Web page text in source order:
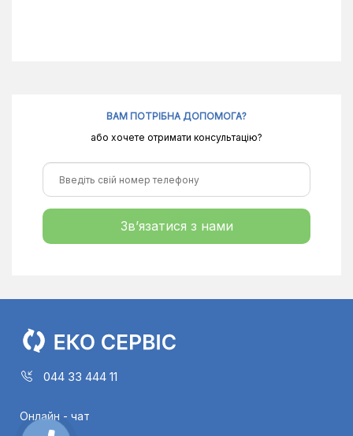
ВАМ ПОТРІБНА ДОПОМОГА?
або хочете отримати консультацію?
Зв’язатися з нами
044 33 444 11
Онлайн - чат